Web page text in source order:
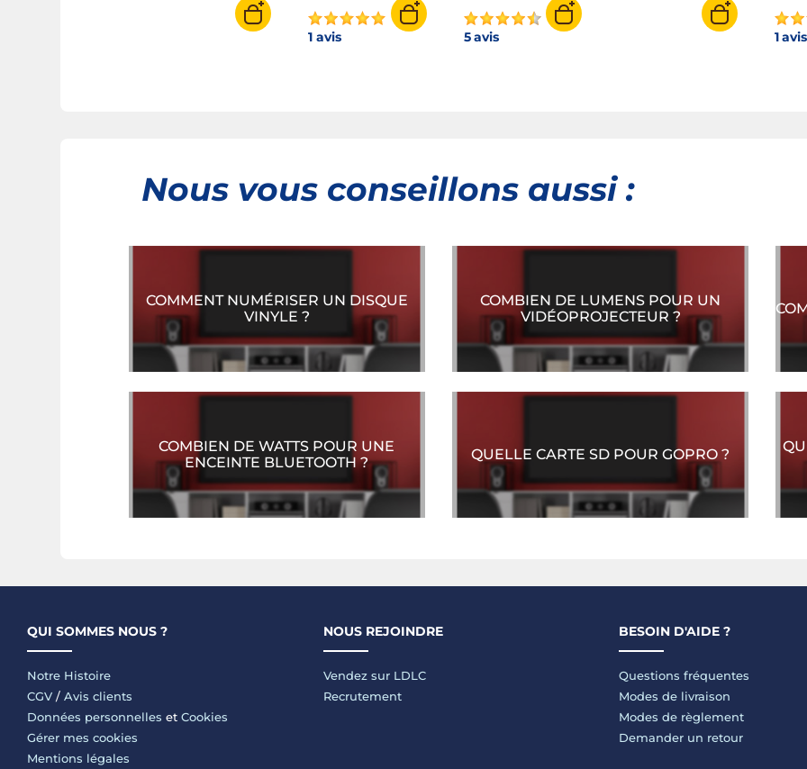
1 avis
maximale 15 kg
5 avis 1 avis
Nous vous conseillons aussi :
COMMENT NUMÉRISER UN DISQUE
VINYLE ?
COMBIEN DE LUMENS POUR UN
VIDÉOPROJECTEUR ?
COMBIEN DE WATTS POUR UNE
ENCEINTE BLUETOOTH ?
QUELLE CARTE SD POUR GOPRO ?
QUI SOMMES NOUS ?
Notre Histoire
CGV / Avis clients
Données personnelles et Cookies
Gérer mes cookies
Mentions légales
NOUS REJOINDRE
Vendez sur LDLC
Recrutement
BESOIN D'AIDE ?
Questions fréquentes
Modes de livraison
Modes de règlement
Demander un retour